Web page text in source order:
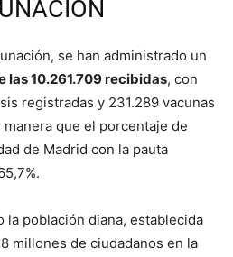
se han administrado un
las 10.261.709 recibidas, con
registradas y 231.289 vacunas
que el porcentaje de
de Madrid con la pauta
la población diana, establecida
millones de ciudadanos en la